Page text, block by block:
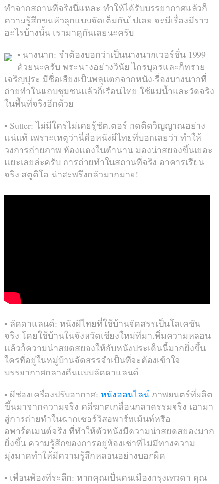
ทำจากสถานที่จริงนี่แหละ ทำให้ได้รับบรรยากาศแล้วก็
ความรู้สึกขนหัวลุกแบบจัดเต็มกันไปเลย จะมีเรื่องมีราว
อะไรบ้างนั้น เรามาดูกันเลยนะครับ
• นางนาก: จำต้องบอกว่าเป็นนางนากเวอร์ชั่น 1999
ด้วยนะครับ พระนางอย่างวินัย ไกรบุตรและก็ทราย
เจริญปุระ มีชื่อเสียงเป็นพลุแตกจากหนังเรื่องนางนากที่
ถ่ายทำในแถบชุมชนแล้วก็เรือนไทย ใช้แม่น้ำและวัดจริง
ในพื้นที่จริงอีกด้วย
• Sutter: ไม่มีใครไม่เคยรู้ชัตเตอร์ กดติดวิญญาณอย่าง
แน่แท้ เพราะเหตุว่านี่คือหนังผีไทยที่บอกเลยว่า ทำให้
วงการถ่ายภาพ ห้องแดงในตำนาน มองน่าสยองขึ้นเยอะ
แยะเลยล่ะครับ การถ่ายทำในสถานที่จริง อาคารเรียน
จริง สตูดิโอ น่าสะพรึงกลัวมากมาย!
• ลัดดาแลนด์: หนังผีไทยที่ใช้บ้านจัดสรรเป็นโลเคชัน
จริง โดยใช้บ้านในจังหวัดเชียงใหม่ที่มาเพิ่มความหลอน
แล้วก็ความน่าสยดสยองให้กับหนังประเด็นนี้มากยิ่งขึ้น
ใครที่อยู่ในหมู่บ้านจัดสรรจำเป็นที่จะต้องเข้าใจ
บรรยากาศกลางคืนแบบลัดดาแลนด์
• ผีช่องเครื่องปรับอากาศ: หนังออนไลน์ภาพยนตร์ที่ผลิต
ขึ้นมาจากความจริง คดีฆาตเกลื่อนกลาดรรมจริง เอามา
สู่การถ่ายทำในฉากเซอร์วิสอพาร์ทเม้นท์หรือ
อพาร์ตเมนต์จริง ที่ทำให้ตัวหนังมีความน่าสยดสยองมาก
ยิ่งขึ้น ความรู้สึกของการอยู่ห้องเช่าที่ไม่มีทางความ
มุ่งมาดทำให้มีความรู้สึกหลอนอย่างบอกผิด
• เพื่อนพ้องที่ระลึก: หากคุณเป็นคนเมืองกรุงเทวดา คุณ